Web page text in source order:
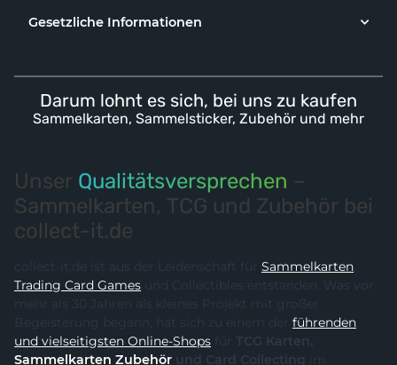
Gesetzliche Informationen
Darum lohnt es sich, bei uns zu kaufen
Sammelkarten, Sammelsticker, Zubehör und mehr
Unser Qualitätsversprechen –
Sammelkarten, TCG und Zubehör bei
collect-it.de
collect-it.de ist aus der Leidenschaft für Sammelkarten,
Trading Card Games und Collectibles entstanden. Was vor
mehr als 30 Jahren als kleines Projekt mit großer
Begeisterung begann, hat sich zu einem der führenden
und vielseitigsten Online-Shops für TCG Karten,
Sammelkarten Zubehör und Card Collecting im